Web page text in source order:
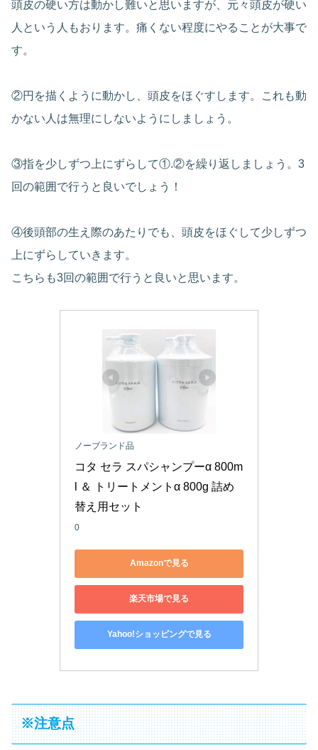
頭皮の硬い方は動かし難いと思いますが、元々頭皮が硬い
人という人もおります。痛くない程度にやることが大事で
す。
②円を描くように動かし、頭皮をほぐすします。これも動
かない人は無理にしないようにしましょう。
③指を少しずつ上にずらして①.②を繰り返しましょう。3
回の範囲で行うと良いでしょう！
④後頭部の生え際のあたりでも、頭皮をほぐして少しずつ
上にずらしていきます。
こちらも3回の範囲で行うと良いと思います。
ノーブランド品
コタ セラ スパシャンプーα 800m
l ＆ トリートメントα 800g 詰め
替え用セット
0
Amazonで見る
楽天市場で見る
Yahoo!ショッピングで見る
※注意点